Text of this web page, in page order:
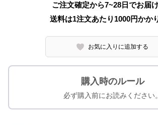
ご注文確定から7~28日でお届
送料は1注文あたり 1000円かか
お気に入りに追加する
購入時のルール
必ず購入前にお読みください。